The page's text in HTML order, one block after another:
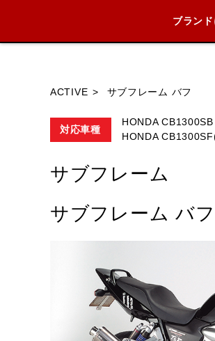
ブラン
ACTIVE サブフレーム バフ
対応車種
HONDA
HONDA
サブフレーム
サブフレーム バフ